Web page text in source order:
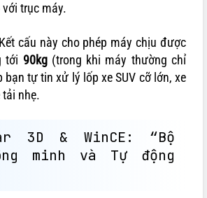
trục máy.
Kết cấu này cho phép máy chịu được
tới 90kg(trong khi máy thường chỉ
bạn tự tin xử lý lốp xe SUV cỡ lớn, xe
nhẹ.
3D & WinCE: “Bộ
minh và Tự động